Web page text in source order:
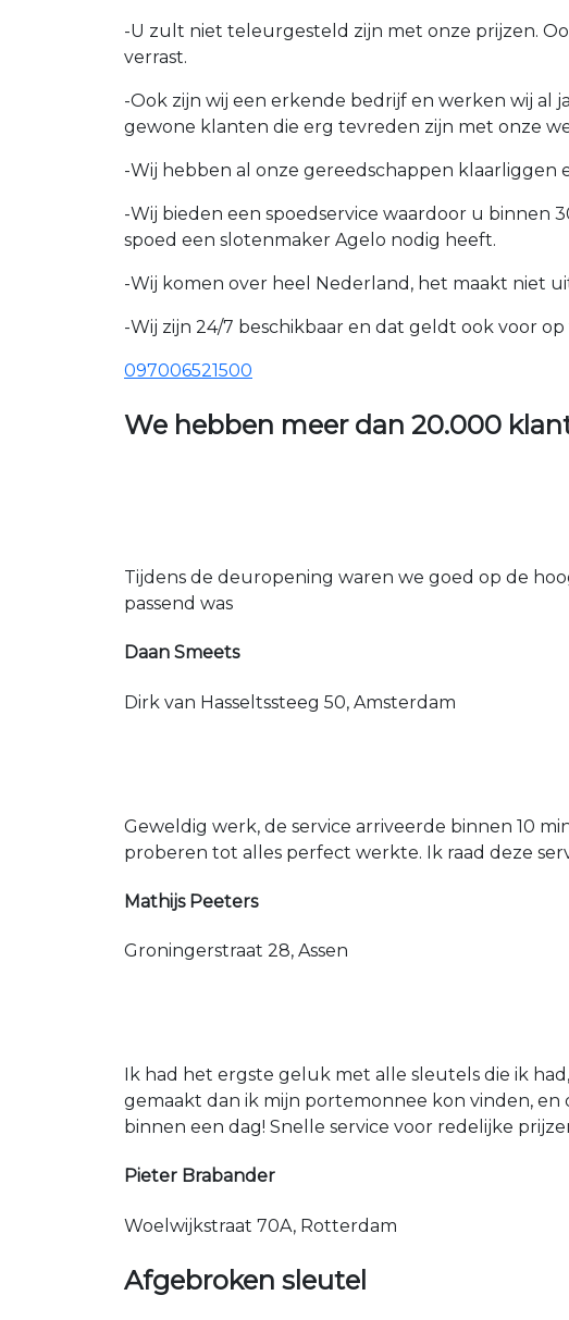
-U zult niet teleurgesteld zijn met onze prijzen.
verrast.
-Ook zijn wij een erkende bedrijf en werken wij al
gewone klanten die erg tevreden zijn met onze
-Wij hebben al onze gereedschappen klaarliggen
-Wij bieden een spoedservice waardoor u
spoed een slotenmaker Agelo nodig heeft.
-Wij komen over heel Nederland, het maakt niet
-Wij zijn 24/7 beschikbaar en dat geldt ook voor
097006521500
We hebben meer dan 20.000
Tijdens de deuropening waren we goed op de
passend was
Daan Smeets
Dirk van Hasseltssteeg 50, Amsterdam
Geweldig werk, de service arriveerde binnen 10
proberen tot alles perfect werkte. Ik raad deze
Mathijs Peeters
Groningerstraat 28, Assen
Ik had het ergste geluk met alle sleutels die ik
gemaakt dan ik mijn portemonnee kon vinden,
binnen een dag! Snelle service voor redelijke
Pieter Brabander
Woelwijkstraat 70A, Rotterdam
Afgebroken sleutel